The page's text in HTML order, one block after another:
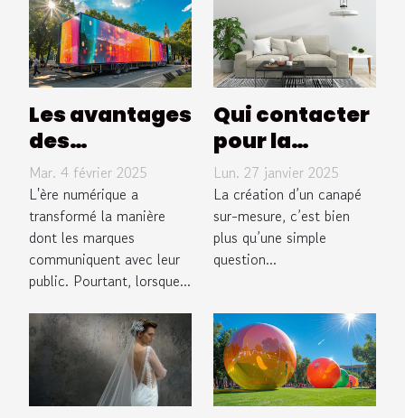
Les avantages
des
structures
publicitaires
mobiles pour
les
événements
extérieurs
Mar. 4 février 2025
L'ère numérique a
transformé la manière
dont les marques
communiquent avec leur
public. Pourtant, lorsque...
Qui contacter
pour la
création d’un
canapé sur-
mesure à
Narbonne ?
Lun. 27 janvier 2025
La création d’un canapé
sur-mesure, c’est bien
plus qu’une simple
question...